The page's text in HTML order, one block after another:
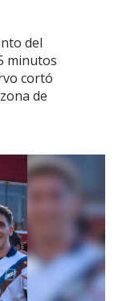
del
minutos
cortó
de